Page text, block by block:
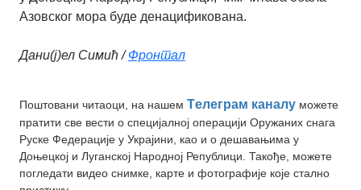
Азовског мора буде денацификована.
Дани(ј)ел Симић /Фронтал
Поштовани читаоци, на нашем Tелеграм каналу можете
пратити све вести о специјалној операцији Оружаних снага
Руске Федерације у Украјини, као и о дешавањима у
Доњецкој и Луганској Народној Републици. Такође, можете
погледати видео снимке, карте и фотографије које стално